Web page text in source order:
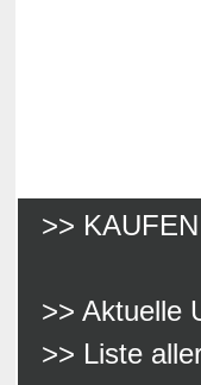
>>
>> Aktuelle
>> Liste